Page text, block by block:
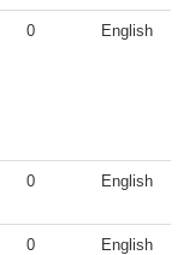
0 English
0 English
0 English